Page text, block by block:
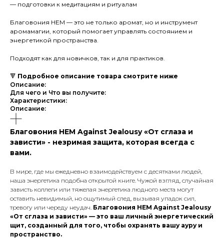
— подготовки к медитациям и ритуалам
Благовония HEM — это не только аромат, но и инструмент
аромамагии, который помогает управлять состоянием и
энергетикой пространства.
Подходят как для новичков, так и для практиков.
🔻 Подробное описание товара смотрите ниже
Описание:
Для чего и Что вы получите:
Характеристики:
Описание:
Благовония HEM Against Jealousy «От сглаза и
зависти» - незримая защита, которая всегда с
вами.
В мире, где мы ежедневно взаимодействуем с десятками людей,
наша энергетика подобна открытой книге. Чужой взгляд, случайная
зависть коллеги или тяжелая энергетика людного места могут
оставить невидимый, но ощутимый след, вызывая упадок сил,
тревогу или череду неудач. Благовония HEM Against Jealousy
«От сглаза и зависти» — это ваш личный энергетический
щит, созданный для того, чтобы охранять вашу ауру и
пространство.